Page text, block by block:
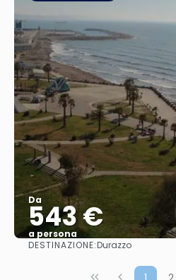
Da
543 €
a persona
DESTINAZIONE:Durazzo